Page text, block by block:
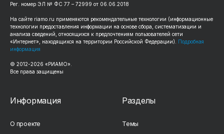
Рег. номер ЭЛ № ФС 77 – 72999 от 06.06.2018
На сайте riamo.ru применяются рекомендательные технологии (информационные
технологии предоставления информации на основе сбора, систематизации и
анализа сведений, относящихся к предпочтениям пользователей сети
«Интернет», находящихся на территории Российской Федерации). Подробная
информация
© 2012-2026 «РИАМО».
Все права защищены
Информация
О проекте
Разделы
Темы